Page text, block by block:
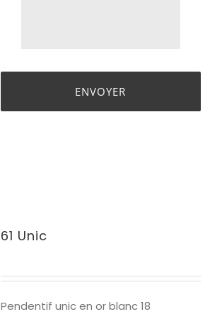
61 Unic
Pendentif unic en or blanc 18